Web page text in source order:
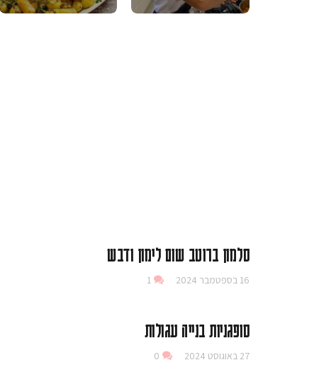
סלמון ברוטב שום לימון ודבש
16 בספטמבר 2024 1
סופגניות בנייה עגולות
27 באוגוסט 2024 0